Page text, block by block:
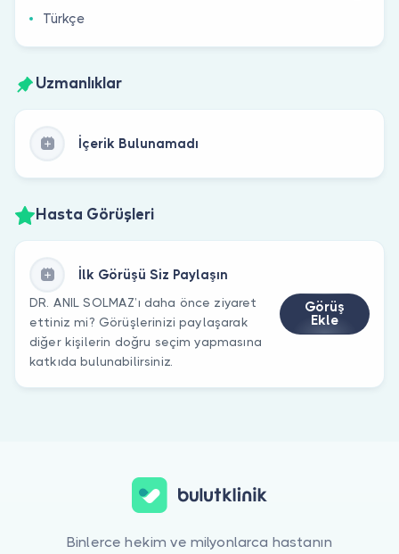
Türkçe
Uzmanlıklar
İçerik Bulunamadı
Hasta Görüşleri
İlk Görüşü Siz Paylaşın
DR. ANIL SOLMAZ’ı daha önce ziyaret
ettiniz mi? Görüşlerinizi paylaşarak
diğer kişilerin doğru seçim yapmasına
katkıda bulunabilirsiniz.
Görüş
Ekle
Binlerce hekim ve milyonlarca hastanın